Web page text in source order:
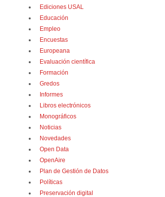
Ediciones USAL
Educación
Empleo
Encuestas
Europeana
Evaluación científica
Formación
Gredos
Informes
Libros electrónicos
Monográficos
Noticias
Novedades
Open Data
OpenAire
Plan de Gestión de Datos
Políticas
Preservación digital